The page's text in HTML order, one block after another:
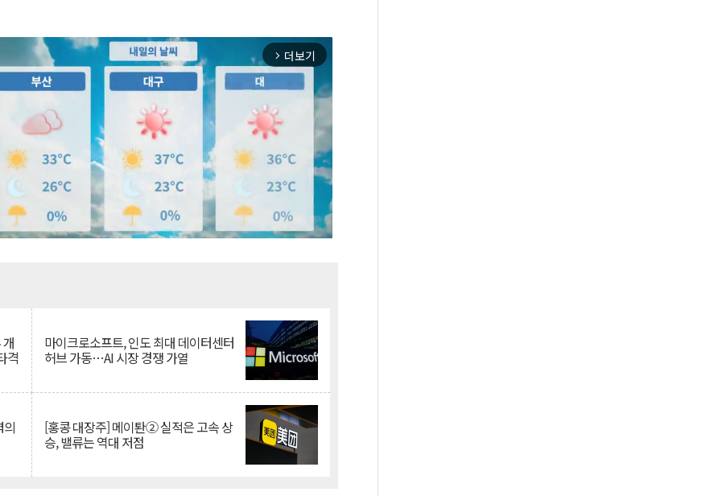
arrow_forward_ios 더보기
격
마이크로소프트, 인도 최대 데이터센터
허브 가동…AI 시장 경쟁 가열
[홍콩 대장주] 메이퇀② 실적은 고속 상
승, 밸류는 역대 저점